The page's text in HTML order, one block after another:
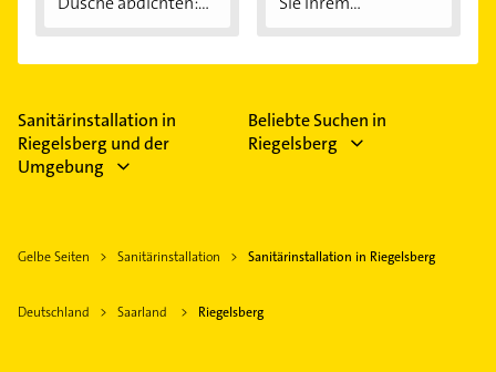
Sanitärinstallation in
Riegelsberg und der
Umgebung
Beliebte Suchen in
Riegelsberg
Gelbe Seiten Sanitärinstallation Sanitärinstallation in Riegelsberg
Deutschland Saarland Riegelsberg